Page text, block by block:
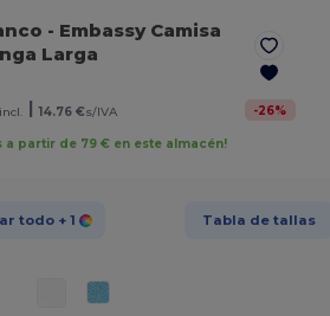
- Embassy Camisa
Larga
14.76 €s/IVA -26%
a partir de 79 € en este almacén!
todo + 1 Tabla de tallas